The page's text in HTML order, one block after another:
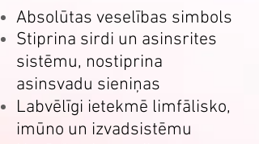
Absolūtas veselības simbols
Stiprina sirdi un asinsrites
sistēmu, nostiprina
asinsvadu sieniņas
Labvēlīgi ietekmē limfālisko,
imūno un izvadsistēmu